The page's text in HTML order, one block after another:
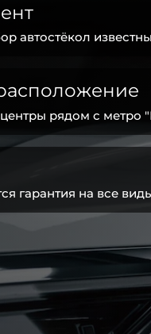
автостёкол
рядом с метро
гарантия на все